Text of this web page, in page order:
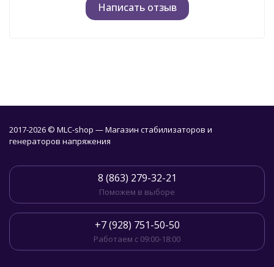
Написать отзыв
2017-2026 © MLC-shop — Магазин стабилизаторов и
генераторов напряжения
8 (863) 279-32-21
Поможем в выборе
+7 (928) 751-50-50
Работаем с 09:00-18:00